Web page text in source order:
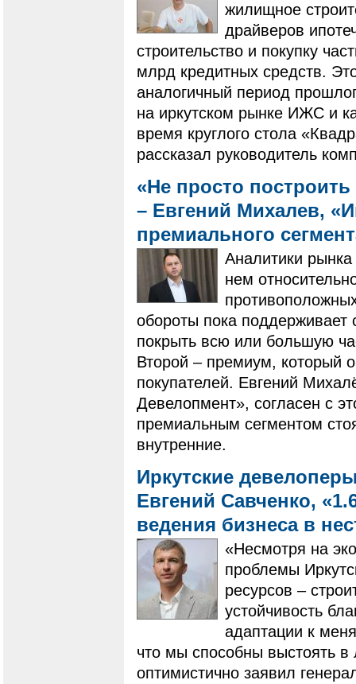
жилищное
драйверов
строительство и покупку
млрд кредитных средств.
аналогичный период
на иркутском рынке ИЖС и
время круглого стола
рассказал руководитель
«Не просто
– Евгений Михалев,
премиального
Аналитики
нем
обороты пока
покрыть всю или большую
Второй – премиум, который
покупателей. Евгений
Девелопмент», согласен с
премиальным сегментом
внутренние.
Иркутские
Евгений Савченко,
ведения бизнеса в
«Несмотря на
проблемы
ресурсов –
устойчивость
адаптации к
что мы способны выстоять
оптимистично заявил